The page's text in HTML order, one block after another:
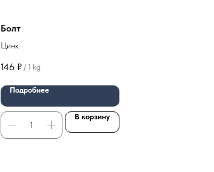
Болт
Цинк
146 ₽ / 1 kg
Подробнее
В корзину